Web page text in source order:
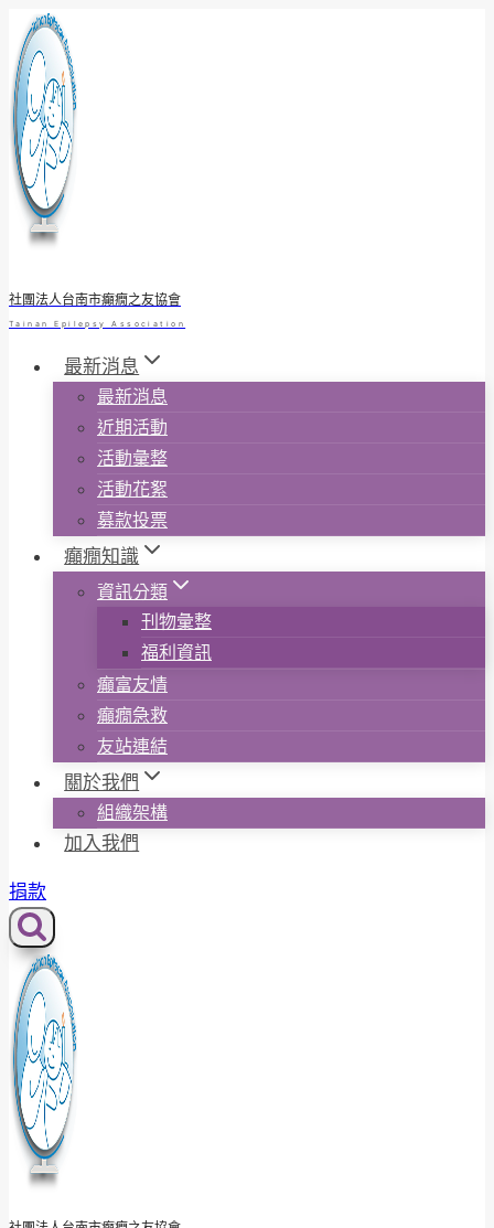
Skip
to
content
社團法人台南市癲癇之友協會
Tainan Epilepsy Association
最新消息
最新消息
近期活動
活動彙整
活動花絮
募款投票
癲癇知識
資訊分類
刊物彙整
福利資訊
癲富友情
癲癇急救
友站連結
關於我們
組織架構
加入我們
捐款